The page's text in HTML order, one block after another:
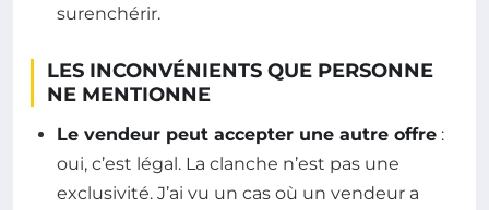
surenchérir.
LES INCONVÉNIENTS QUE PERSONNE
NE MENTIONNE
Le vendeur peut accepter une autre offre :
oui, c’est légal. La clanche n’est pas une
exclusivité. J’ai vu un cas où un vendeur a